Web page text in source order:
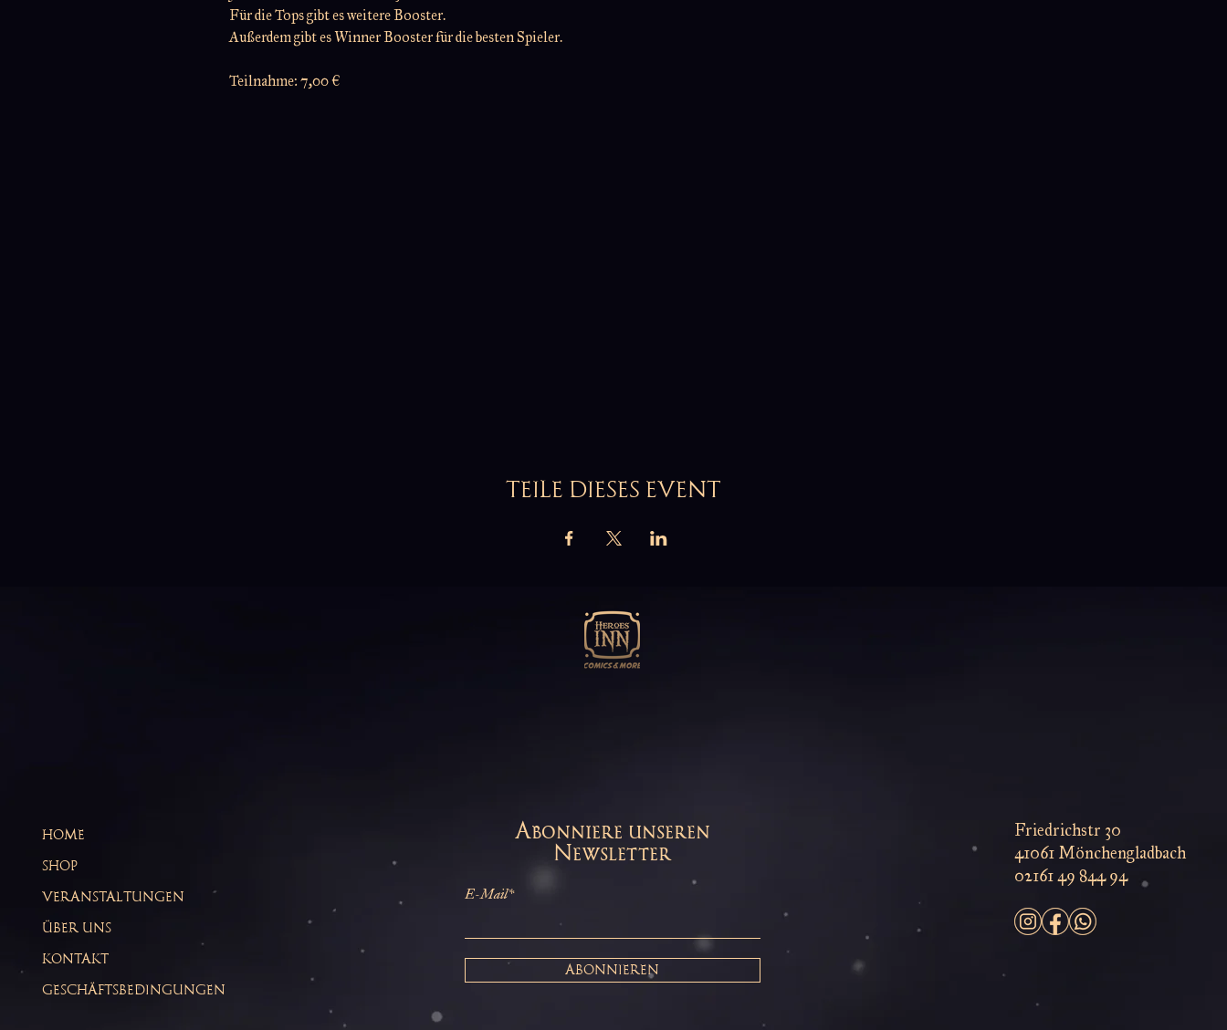
Für die Tops gibt es weitere Booster.
Außerdem gibt es Winner Booster für die besten Spieler.
Teilnahme: 7,00 €
TEILE DIESES EVENT
HOME
SHOP
VERANSTALTUNGEN
ÜBER UNS
KONTAKT
GESCHÄFTSBEDINGUNGEN
Abonniere unseren
Newsletter
E-Mail*
ABONNIEREN
Friedrichstr 30
41061 Mönchengladbach
02161 49 844 94